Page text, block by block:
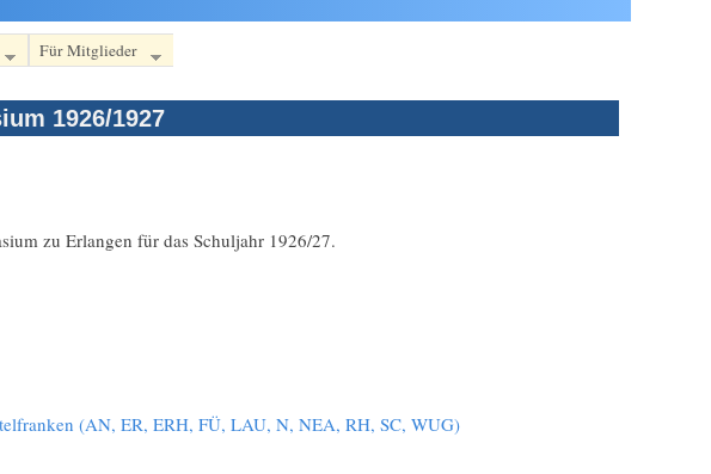
Für Mitglieder
1926/1927
zu Erlangen für das Schuljahr 1926/27.
(AN, ER, ERH, FÜ, LAU, N, NEA, RH, SC, WUG)